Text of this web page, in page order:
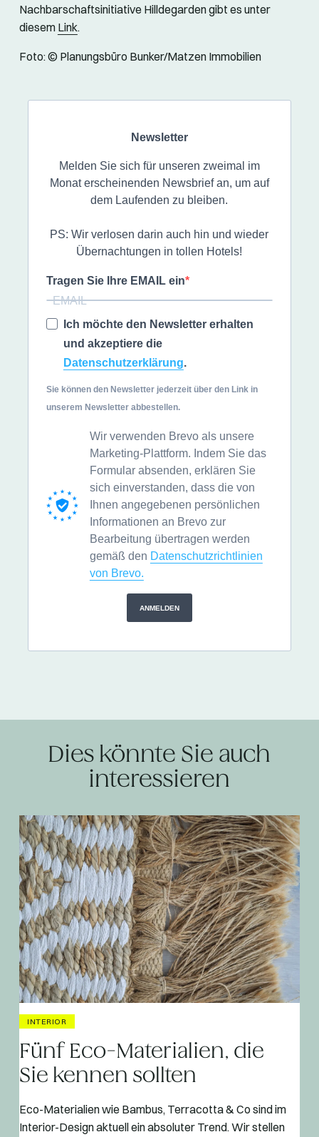
Nachbarschaftsinitiative Hilldegarden gibt es unter
diesem Link.
Foto: © Planungsbüro Bunker/Matzen Immobilien
Newsletter
Melden Sie sich für unseren zweimal im
Monat erscheinenden Newsbrief an, um auf
dem Laufenden zu bleiben.
PS: Wir verlosen darin auch hin und wieder
Übernachtungen in tollen Hotels!
Tragen Sie Ihre EMAIL ein
Ich möchte den Newsletter erhalten
und akzeptiere die
Datenschutzerklärung.
Sie können den Newsletter jederzeit über den Link in
unserem Newsletter abbestellen.
Wir verwenden Brevo als unsere
Marketing-Plattform. Indem Sie das
Formular absenden, erklären Sie
sich einverstanden, dass die von
Ihnen angegebenen persönlichen
Informationen an Brevo zur
Bearbeitung übertragen werden
gemäß den Datenschutzrichtlinien
von Brevo.
ANMELDEN
Dies könnte Sie auch
interessieren
INTERIOR
Fünf Eco-Materialien, die
Sie kennen sollten
Eco-Materialien wie Bambus, Terracotta & Co sind im
Interior-Design aktuell ein absoluter Trend. Wir stellen